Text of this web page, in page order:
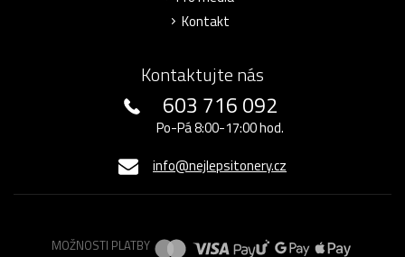
Kontakt
Kontaktujte nás
603 716 092
Po-Pá 8:00-17:00 hod.
info@nejlepsitonery.cz
MOŽNOSTI PLATBY